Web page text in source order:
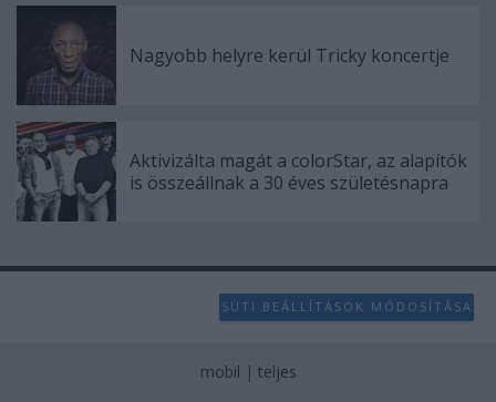
Nagyobb helyre kerül Tricky koncertje
Aktivizálta magát a colorStar, az alapítók
is összeállnak a 30 éves születésnapra
SÜTI BEÁLLÍTÁSOK MÓDOSÍTÁSA
mobil | teljes